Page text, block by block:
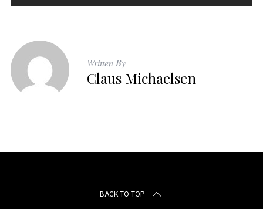
Written By
Claus Michaelsen
BACK TO TOP